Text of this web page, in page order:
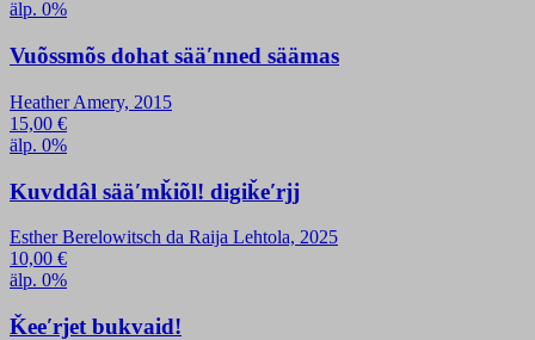
älp. 0%
Vuõssmõs dohat sääʹnned säämas
Heather Amery, 2015
15,00 €
älp. 0%
Kuvddâl sääʹmǩiõl! digiǩeʹrjj
Esther Berelowitsch da Raija Lehtola, 2025
10,00 €
älp. 0%
Ǩeeʹrjet bukvaid!